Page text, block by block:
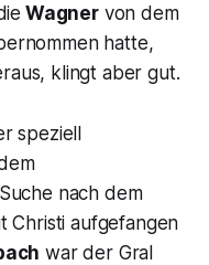
Wagnervon dem
hatte,
klingt aber gut.
speziell
nach dem
Christi aufgefangen
war der Gral